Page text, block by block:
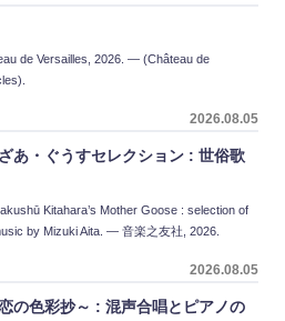
de Versailles, 2026. — (Château de
2026.08.05
あ・ぐうすセレクション : 世俗歌
Kitahara’s Mother Goose : selection of
by Mizuki Aita. — 音楽之友社, 2026.
2026.08.05
の色彩抄～ : 混声合唱とピアノの